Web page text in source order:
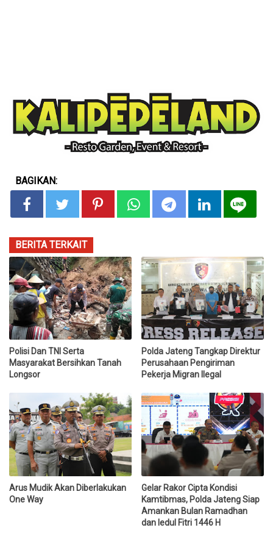
BAGIKAN:
BERITA TERKAIT
Polisi Dan TNI Serta
Masyarakat Bersihkan Tanah
Longsor
Polda Jateng Tangkap Direktur
Perusahaan Pengiriman
Pekerja Migran Ilegal
Arus Mudik Akan Diberlakukan
One Way
Gelar Rakor Cipta Kondisi
Kamtibmas, Polda Jateng Siap
Amankan Bulan Ramadhan
dan Iedul Fitri 1446 H